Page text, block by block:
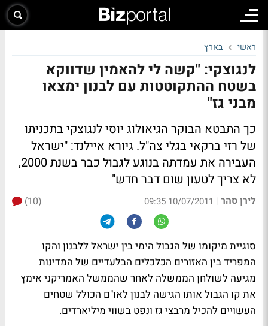
ראשי בארץ
לנגוצקי: "קשה לי להאמין שדווקא
בשטח ההתקוטטות עם לבנון ימצאו
מבני גז"
כך התבטא הבוקר הגיאולוג יוסי לנגוצקי בתכניתו
של רזי ברקאי בגלי צה"ל. גיורא איילנד: "ישראל
העבירה את עמדתה בנוגע לגבול כבר בשנת 2000,
לא צריך לטעון שום דבר חדש"
לירן סהר |
10/07/2011 09:35
(10)
סוגיית מיקומו של הגבול הימי בין ישראל ללבנון והקו
המפריד בין האזורים הכלכלים הבלעדיים של המדינות
מגיעה לשולחן הממשלה לאחר שהממשל האמריקני אימץ
את קו הגבול אותו הגישה לבנון לאו"ם הכולל שטחים
העשויים להכיל מרבצי גז ונפט בשווי מיליארדים.